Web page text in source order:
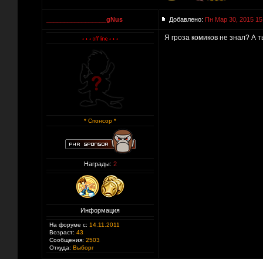
_________________gNus Добавлено: Пн Мар 30, 2015
* Спонсор *
Награды: 2
Информация
На форуме с: 14.11.2011
Возраст: 43
Сообщения: 2503
Откуда: Выборг
Я гроза комиков не знал? А